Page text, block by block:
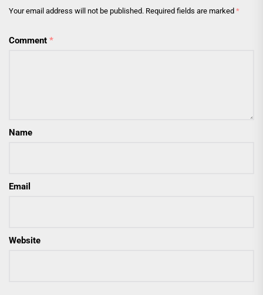
Your email address will not be published. Required fields are marked *
Comment *
Name
Email
Website